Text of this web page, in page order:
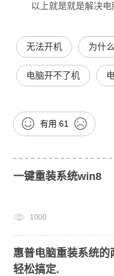
以上就是就是解决电
无法开机 为什
电脑开不了机
有用 61
一键重装系统win8
1000
惠普电脑重装系统的
轻松搞定.